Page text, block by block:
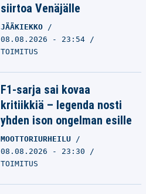
siirtoa Venäjälle
JÄÄKIEKKO
08.08.2026 - 23:54
TOIMITUS
F1-sarja sai kovaa
kritiikkiä – legenda nosti
yhden ison ongelman esille
MOOTTORIURHEILU
08.08.2026 - 23:30
TOIMITUS